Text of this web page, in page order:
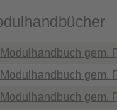
Modulhandbuch gem.
Modulhandbuch gem.
Modulhandbuch gem.